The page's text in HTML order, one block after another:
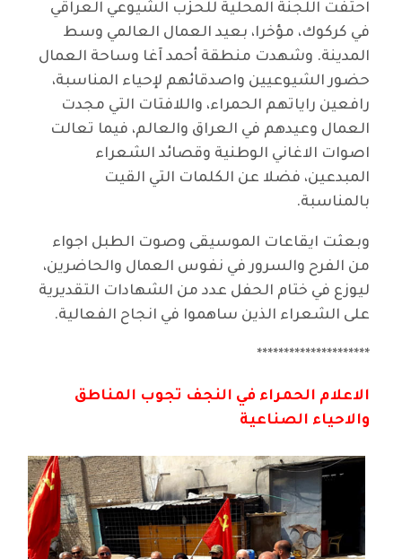
احتفت اللجنة المحلية للحزب الشيوعي العراقي
في كركوك، مؤخرا، بعيد العمال العالمي وسط
المدينة. وشهدت منطقة أحمد آغا وساحة العمال
حضور الشيوعيين واصدقائهم لإحياء المناسبة،
رافعين راياتهم الحمراء، واللافتات التي مجدت
العمال وعيدهم في العراق والعالم، فيما تعالت
اصوات الاغاني الوطنية وقصائد الشعراء
المبدعين، فضلا عن الكلمات التي القيت
بالمناسبة.
وبعثت ايقاعات الموسيقى وصوت الطبل اجواء
من الفرح والسرور في نفوس العمال والحاضرين،
ليوزع في ختام الحفل عدد من الشهادات التقديرية
على الشعراء الذين ساهموا في انجاح الفعالية.
*********************
الاعلام الحمراء في النجف تجوب المناطق
والاحياء الصناعية